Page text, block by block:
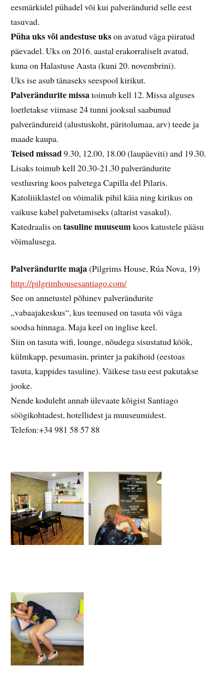
eesmärkidel pühadel või kui palverändurid selle eest
tasuvad.
Püha uks või andestuse ukson avatud väga piiratud
päevadel.Uks on 2016. aastal erakorraliselt avatud,
kuna on Halastuse Aasta (kuni 20. novembrini).
Uks ise asub tänaseks seespool kirikut.
Palverändurite missatoimub kell 12. Missa alguses
loetletakse viimase 24 tunni jooksul saabunud
palverändureid (alustuskoht, päritolumaa, arv) teede ja
maade kaupa.
Teised missad9.30, 12.00, 18.00 (laupäeviti) and 19.30.
Lisaks toimub kell 20.30-21.30 palverändurite
vestlusring koos palvetega Capilla del Pilaris.
Katoliiiklastel on võimalik pihil käia ning kirikus on
vaikuse kabel palvetamiseks (altarist vasakul).
Katedraalis on tasuline muuseumkoos katustele pääsu
võimalusega.
Palverändurite maja(Pilgrims House, Rúa Nova, 19)
http://pilgrimhousesantiago.com/
See on annetustel põhinev palverändurite
„vabaajakeskus“, kus teenused on tasuta või väga
soodsa hinnaga. Maja keel on inglise keel.
Siin on tasuta wifi, lounge, nõudega sisustatud köök,
külmkapp, pesumasin, printer ja pakihoid (eestoas
tasuta, kappides tasuline). Väikese tasu eest pakutakse
jooke.
Nende koduleht annab ülevaate kõigist Santiago
söögikohtadest, hotellidest ja muuseumidest.
Telefon:+34 981 58 57 88